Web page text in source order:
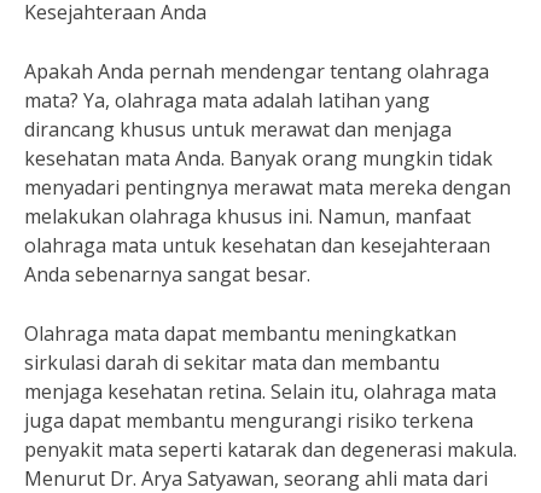
Kesejahteraan Anda
Apakah Anda pernah mendengar tentang olahraga
mata? Ya, olahraga mata adalah latihan yang
dirancang khusus untuk merawat dan menjaga
kesehatan mata Anda. Banyak orang mungkin tidak
menyadari pentingnya merawat mata mereka dengan
melakukan olahraga khusus ini. Namun, manfaat
olahraga mata untuk kesehatan dan kesejahteraan
Anda sebenarnya sangat besar.
Olahraga mata dapat membantu meningkatkan
sirkulasi darah di sekitar mata dan membantu
menjaga kesehatan retina. Selain itu, olahraga mata
juga dapat membantu mengurangi risiko terkena
penyakit mata seperti katarak dan degenerasi makula.
Menurut Dr. Arya Satyawan, seorang ahli mata dari